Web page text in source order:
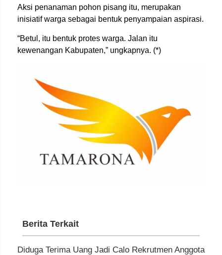
Aksi penanaman pohon pisang itu, merupakan
inisiatif warga sebagai bentuk penyampaian aspirasi.
“Betul, itu bentuk protes warga. Jalan itu
kewenangan Kabupaten,” ungkapnya. (*)
Berita Terkait
Diduga Terima Uang Jadi Calo Rekrutmen Anggota